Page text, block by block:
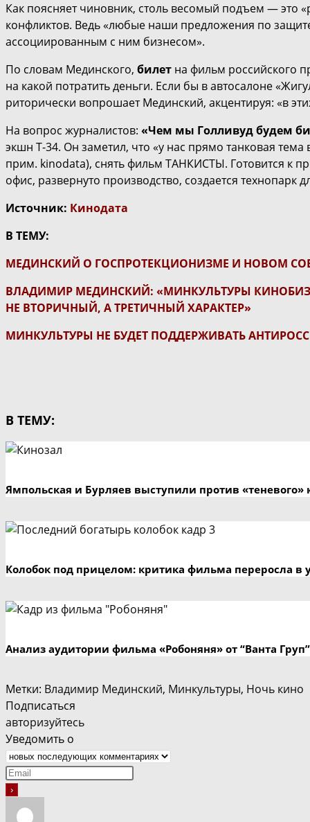
Как поясняет чиновник, столь весомый подъем — это
конфликтов. Ведь «любые наши предложения по
ассоциированным с ним бизнесом».
По словам Мединского, билет на фильм российского
на какой потратить деньги. Если бы в автосалоне
риторически вопрошает Мединский, акцентируя: «в
На вопрос журналистов: «Чем мы Голливуд будем
экшн Т-34. Он заметил, что «у нас прямо танковая
прим. kinodata), снять фильм ТАНКИСТЫ. Готовится к
офис, развернуто производство, создается
Источник: Кинодата
В ТЕМУ:
МЕДИНСКИЙ О ГОСПРОТЕКЦИОНИЗМЕ И НОВОМ
ВЛАДИМИР МЕДИНСКИЙ: «МИНКУЛЬТУРЫ
НЕ ВТОРИЧНЫЙ, А ТРЕТИЧНЫЙ ХАРАКТЕР»
МИНКУЛЬТУРЫ НЕ БУДЕТ ПОДДЕРЖИВАТЬ
В ТЕМУ:
Ямпольская и Бурляев выступили против «теневого»
Колобок под прицелом: критика фильма переросла в
Анализ аудитории фильма «Робоняня» от “Ванта Груп”
Метки: Владимир Мединский, Минкультуры, Ночь кино
Подписаться
авторизуйтесь
Уведомить о